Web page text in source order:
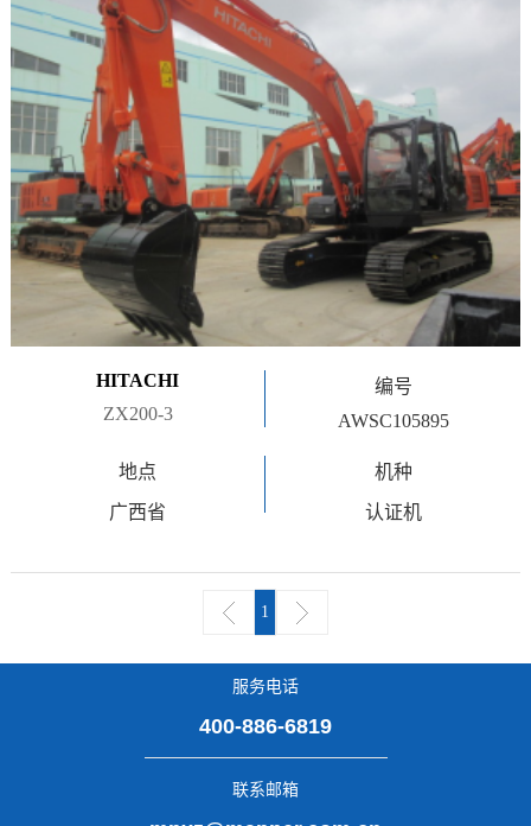
HITACHI
ZX200-3
编号
AWSC105895
地点
广西省
机种
认证机
1
服务电话
400-886-6819
联系邮箱